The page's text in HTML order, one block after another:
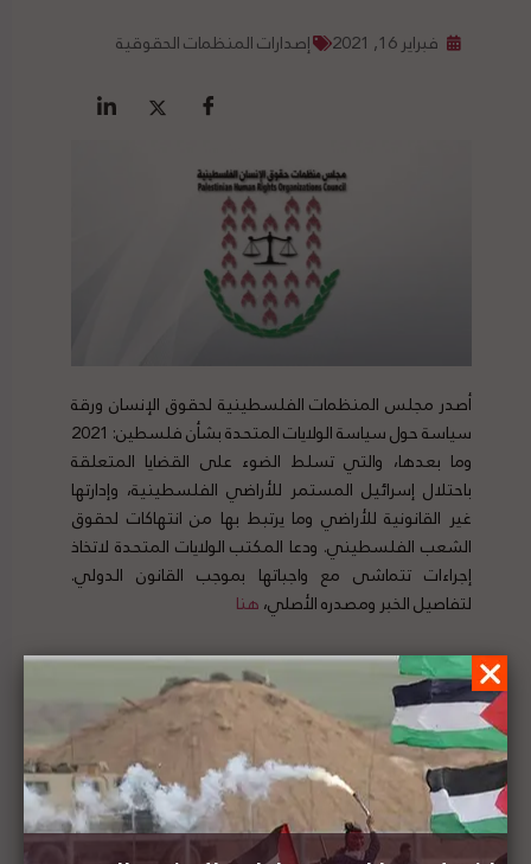
فبراير 16, 2021 إصدارات المنظمات الحقوقية
أصدر مجلس المنظمات الفلسطينية لحقوق الإنسان ورقة
سياسة حول سياسة الولايات المتحدة بشأن فلسطين: 2021
وما بعدها، والتي تسلط الضوء على القضايا المتعلقة
باحتلال إسرائيل المستمر للأراضي الفلسطينية، وإدارتها
غير القانونية للأراضي وما يرتبط بها من انتهاكات لحقوق
الشعب الفلسطيني. ودعا المكتب الولايات المتحدة لاتخاذ
إجراءات تتماشى مع واجباتها بموجب القانون الدولي.
لتفاصيل الخبر ومصدره الأصلي،هنا
حركة "السلام الآن" تندد برفض المحكمة المحلية
الإسرائيلية الطعون المقدمة من 6 عائلات من الشيخ
جراح في القدس لإخلاء منازلهم